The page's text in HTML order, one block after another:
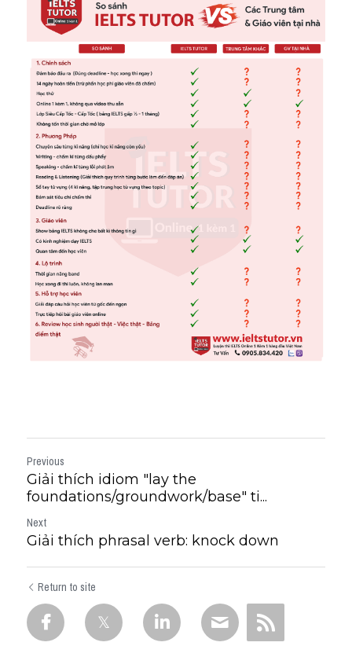
Previous
Giải thích idiom "lay the
foundations/groundwork/base" ti...
Next
Giải thích phrasal verb: knock down
Return to site